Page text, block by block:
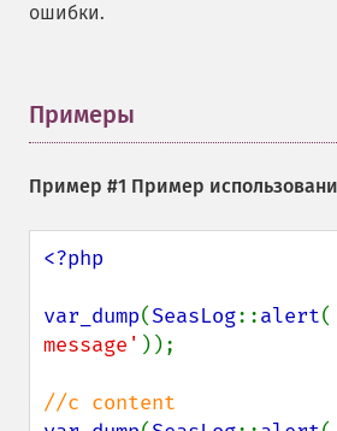
ошибки.
Примеры
Пример #1 Пример
<?php
var_dump(SeasLog::alert(
message' ));